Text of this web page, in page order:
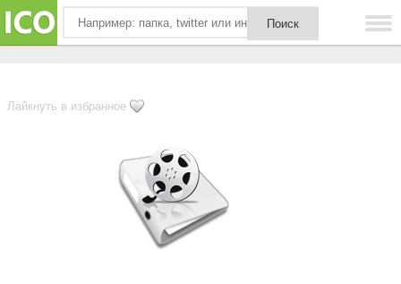
Лайкнуть в избранное